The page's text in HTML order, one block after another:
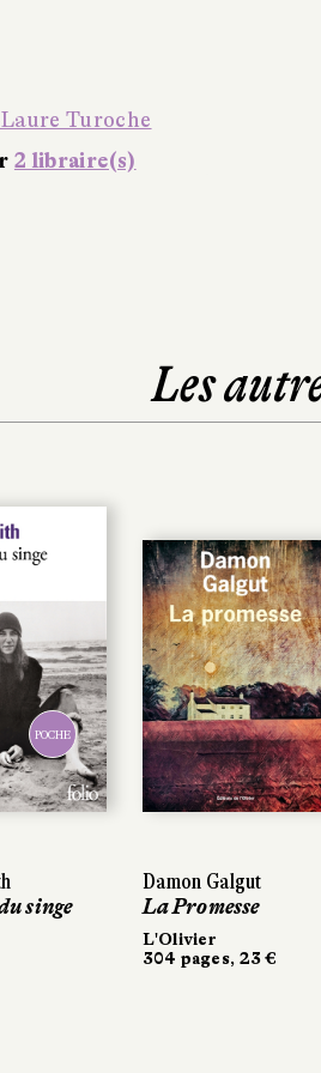
Turoche
2 libraire(s)
Les
POCHE
singe
Damon Galgut
La Promesse
L'Olivier
304 pages, 23 €